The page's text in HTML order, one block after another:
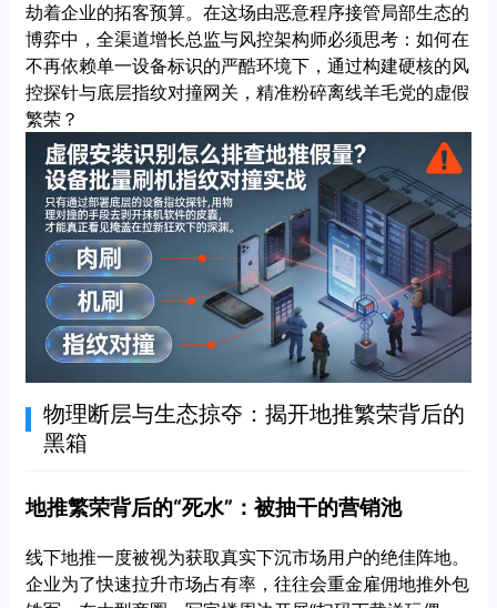
劫着企业的拓客预算。在这场由恶意程序接管局部生态的
博弈中，全渠道增长总监与风控架构师必须思考：如何在
不再依赖单一设备标识的严酷环境下，通过构建硬核的风
控探针与底层指纹对撞网关，精准粉碎离线羊毛党的虚假
繁荣？
物理断层与生态掠夺：揭开地推繁荣背后的
黑箱
地推繁荣背后的“死水”：被抽干的营销池
线下地推一度被视为获取真实下沉市场用户的绝佳阵地。
企业为了快速拉升市场占有率，往往会重金雇佣地推外包